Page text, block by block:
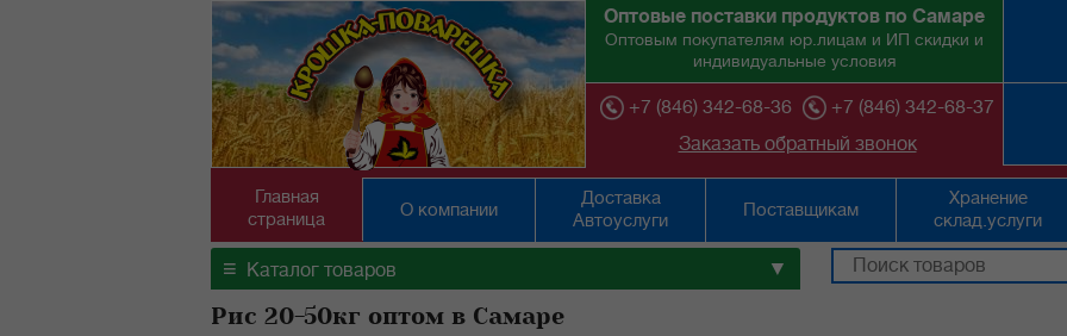
Оптовые поставки продуктов по Самаре
Оптовым покупателям юр.лицам и ИП скидки и
индивидуальные условия
+7 (846) 342-68-36
+7 (846) 342-68-37
Заказать обратный звонок
Главная
страница
О компании
Доставка
Автоуслуги
Поставщикам
Хранение
склад.услуги
≡ Каталог товаров ▼
Рис 20-50кг оптом в Самаре